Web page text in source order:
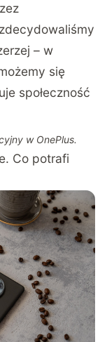
– w
się
społeczność
w OnePlus.
Co potrafi